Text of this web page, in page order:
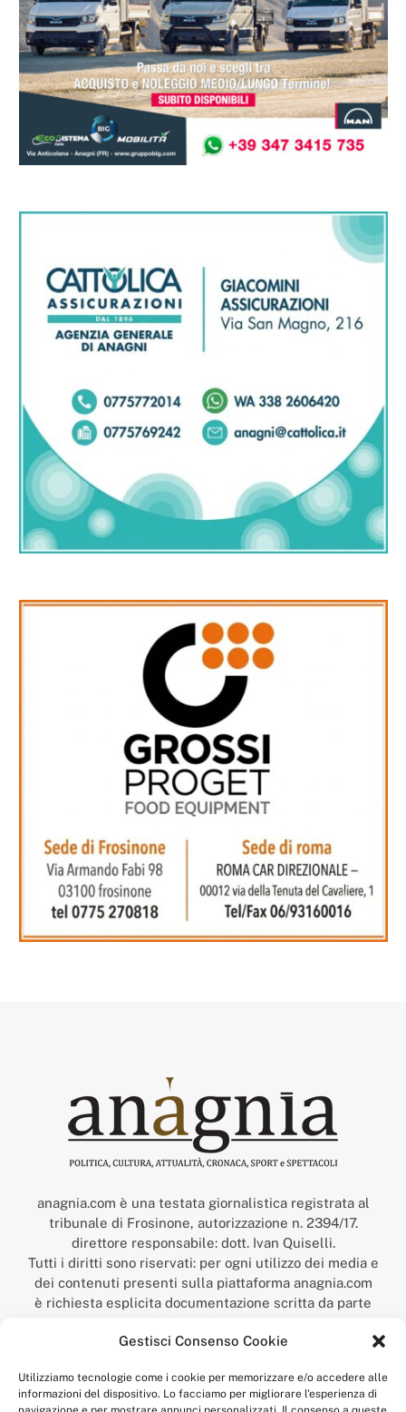
Gestisci Consenso Cookie
Utilizziamo tecnologie come i cookie per memorizzare e/o accedere alle
informazioni del dispositivo. Lo facciamo per migliorare l'esperienza di
anagnia.com è una testata giornalistica registrata al
tribunale di Frosinone, autorizzazione n. 2394/17.
direttore responsabile: dott. Ivan Quiselli.
Tutti i diritti sono riservati: per ogni utilizzo dei media e
dei contenuti presenti sulla piattaforma anagnia.com
è richiesta esplicita documentazione scritta da parte
della redazione.
“Anagnia” è un marchio registrato presso l’Ufficio Italiano
Economico,
num. registrazione: 302017000014044 del 9 febbraio 2017.